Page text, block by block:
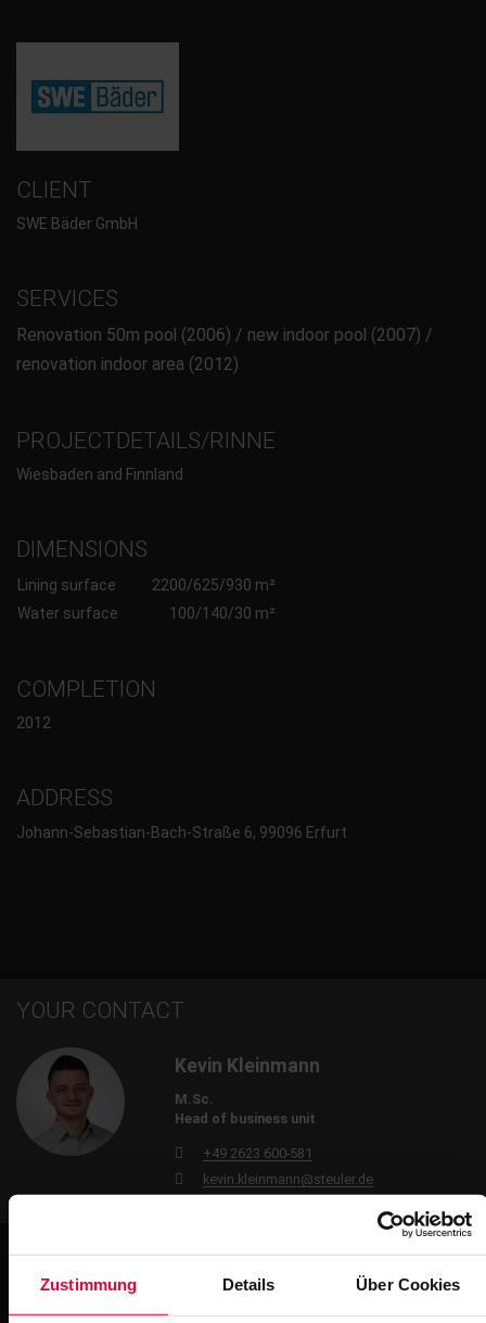
Zustimmung Details Über Cookies
CLIENT
SWE Bäder GmbH
SERVICES
Renovation 50m pool (2006) / new indoor pool (2007) /
renovation indoor area (2012)
PROJECTDETAILS/RINNE
Wiesbaden and Finnland
DIMENSIONS
Lining surface
2200/625/930 m²
Water surface
100/140/30 m²
COMPLETION
2012
ADDRESS
Johann-Sebastian-Bach-Straße 6, 99096 Erfurt
YOUR CONTACT
Kevin Kleinmann
M.Sc.
Head of business unit
+49 2623 600-581
kevin.kleinmann@steuler.de
The 50m pool at the Roland Matthes Swimming Baths
was waterproofed in 2005 by STEULER-KCH using the